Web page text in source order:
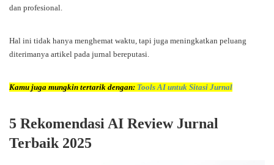
dan profesional.
Hal ini tidak hanya menghemat waktu, tapi juga meningkatkan peluang
diterimanya artikel pada jurnal bereputasi.
Kamu juga mungkin tertarik dengan: Tools AI untuk Sitasi Jurnal
5 Rekomendasi AI Review Jurnal
Terbaik 2025